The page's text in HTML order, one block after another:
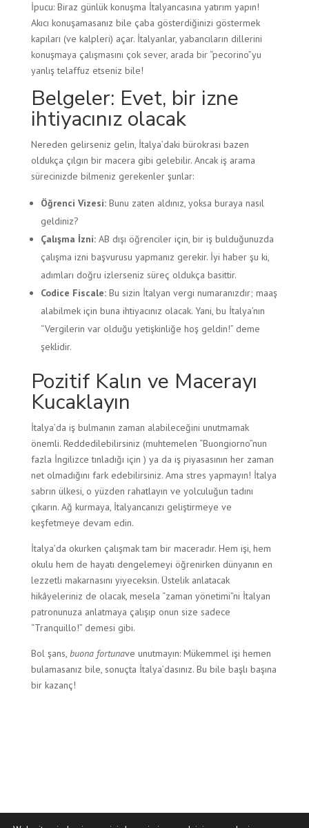
İpucu: Biraz günlük konuşma İtalyancasına yatırım yapın!
Akıcı konuşamasanız bile çaba gösterdiğinizi göstermek
kapıları (ve kalpleri) açar. İtalyanlar, yabancıların dillerini
konuşmaya çalışmasını çok sever, arada bir “pecorino”yu
yanlış telaffuz etseniz bile!
Belgeler: Evet, bir izne
ihtiyacınız olacak
Nereden gelirseniz gelin, İtalya’daki bürokrasi bazen
oldukça çılgın bir macera gibi gelebilir. Ancak iş arama
sürecinizde bilmeniz gerekenler şunlar:
Öğrenci Vizesi:Bunu zaten aldınız, yoksa buraya nasıl
geldiniz?
Çalışma İzni:AB dışı öğrenciler için, bir iş bulduğunuzda
çalışma izni başvurusu yapmanız gerekir. İyi haber şu ki,
adımları doğru izlerseniz süreç oldukça basittir.
Codice Fiscale: Bu sizin İtalyan vergi numaranızdır; maaş
alabilmek için buna ihtiyacınız olacak. Yani, bu İtalya’nın
“Vergilerin var olduğu yetişkinliğe hoş geldin!” deme
şeklidir.
Pozitif Kalın ve Macerayı
Kucaklayın
İtalya’da iş bulmanın zaman alabileceğini unutmamak
önemli. Reddedilebilirsiniz (muhtemelen “Buongiorno”nun
fazla İngilizce tınladığı için ) ya da iş piyasasının her zaman
net olmadığını fark edebilirsiniz. Ama stres yapmayın! İtalya
sabrın ülkesi, o yüzden rahatlayın ve yolculuğun tadını
çıkarın. Ağ kurmaya, İtalyancanızı geliştirmeye ve
keşfetmeye devam edin.
İtalya’da okurken çalışmak tam bir maceradır. Hem işi, hem
okulu hem de hayatı dengelemeyi öğrenirken dünyanın en
lezzetli makarnasını yiyeceksin. Üstelik anlatacak
hikâyeleriniz de olacak, mesela “zaman yönetimi”ni İtalyan
patronunuza anlatmaya çalışıp onun size sadece
“Tranquillo!” demesi gibi.
Bol şans, buona fortunave unutmayın: Mükemmel işi hemen
bulamasanız bile, sonuçta İtalya’dasınız. Bu bile başlı başına
bir kazanç!